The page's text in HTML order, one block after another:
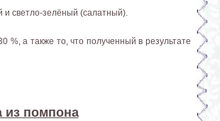
и светло-зелёный (салатный).
%, а также то, что полученный в результате
из помпона